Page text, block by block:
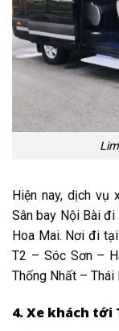
Hiện nay, dịch
Sân bay Nội Bài đi
Hoa Mai. Nơi đi
T2 – Sóc Sơn –
Thống Nhất – Thái
4. Xe khách tới